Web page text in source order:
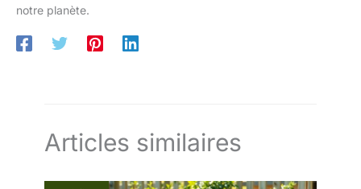
notre planète.
Articles similaires